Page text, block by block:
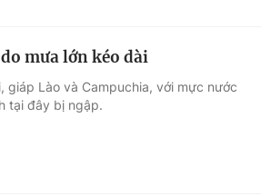
Tuyển sinh
Học trực tuyến
mưa lớn kéo dài
giáp Lào và Campuchia, với mực nước
tại đây bị ngập.